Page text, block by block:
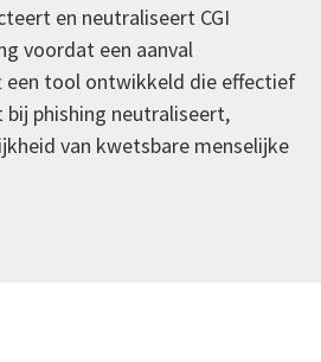
en neutraliseert CGI
voordat een aanval
een tool ontwikkeld die effectief
phishing neutraliseert,
van kwetsbare menselijke